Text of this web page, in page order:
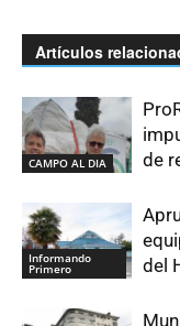
Artículos
CAMPO AL DIA
de
Informando
Primero
del